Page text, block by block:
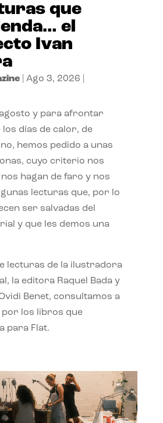
que
el
Ivan
| Ago 3, 2026
y para afrontar
días de calor, de
hemos pedido a unas
cuyo criterio nos
hagan de faro y nos
lecturas que, por lo
ser salvadas del
y que les demos una
lecturas de la ilustradora
la editora Raquel Bada y
Benet, consultamos a
por los libros que
para Flat.